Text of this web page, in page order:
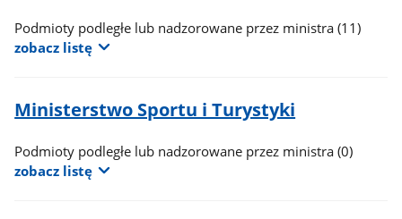
Podmioty podległe lub nadzorowane przez ministra(11)
zobacz listę
Ministerstwo Sportu i Turystyki
Podmioty podległe lub nadzorowane przez ministra(0)
zobacz listę